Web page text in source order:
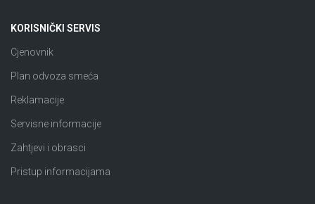
KORISNIČKI SERVIS
Cjenovnik
Plan odvoza smeća
Reklamacije
Servisne informacije
Zahtjevi i obrasci
Pristup informacijama